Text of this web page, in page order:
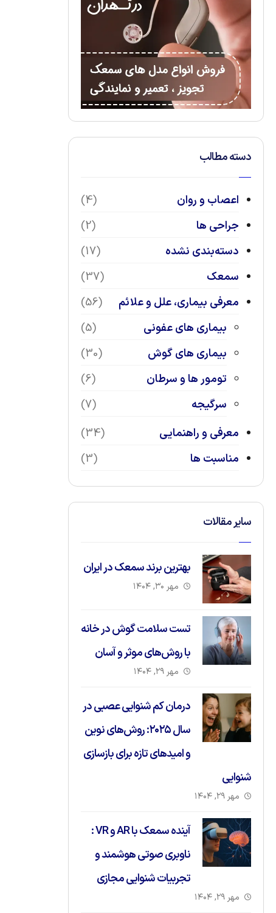
دسته مطالب
اعصاب و روان
(4)
جراحی ها
(2)
دسته‌بندی نشده
(17)
سمعک
(37)
معرفی بیماری، علل و علائم
(56)
بیماری های عفونی
(5)
بیماری های گوش
(30)
تومور ها و سرطان
(6)
سرگیجه
(7)
معرفی و راهنمایی
(34)
مناسبت ها
(3)
سایر مقالات
بهترین برند سمعک در ایران
مهر ۳۰, ۱۴۰۴
تست سلامت گوش در خانه
با روش‌های موثر و آسان
مهر ۲۹, ۱۴۰۴
درمان کم شنوایی عصبی در
سال ۲۰۲۵: روش‌های نوین
و امیدهای تازه برای بازسازی
شنوایی
مهر ۲۹, ۱۴۰۴
آینده سمعک با AR و VR :
ناوبری صوتی هوشمند و
تجربیات شنوایی مجازی
مهر ۲۹, ۱۴۰۴